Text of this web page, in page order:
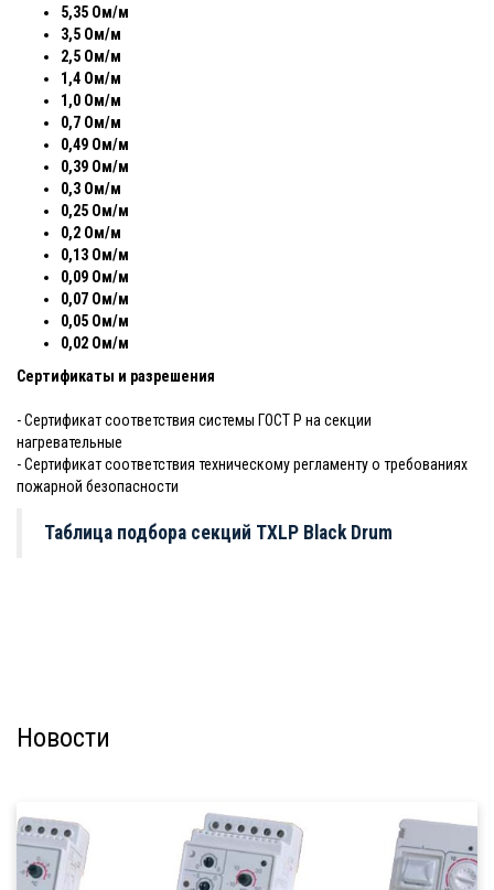
5,35 Ом/м
3,5 Ом/м
2,5 Ом/м
1,4 Ом/м
1,0 Ом/м
0,7 Ом/м
0,49 Ом/м
0,39 Ом/м
0,3 Ом/м
0,25 Ом/м
0,2 Ом/м
0,13 Ом/м
0,09 Ом/м
0,07 Ом/м
0,05 Ом/м
0,02 Ом/м
Сертификаты и разрешения
- Сертификат соответствия системы ГОСТ Р на секции
нагревательные
- Сертификат соответствия техническому регламенту о требованиях
пожарной безопасности
Таблица подбора секций TXLP Black Drum
Новости